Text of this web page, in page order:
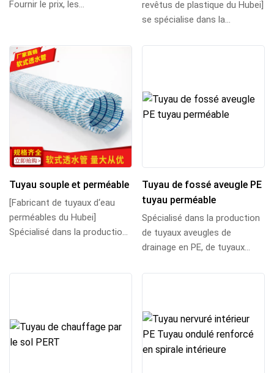
Fournir le prix, les
revêtus de plastique du Hubei]
se spécialise dans la
de puiss...
Tuyau souple et perméable
[Fabricant de tuyaux d‘eau
perméables du Hubei]
Spécialisé dans la production
Tuyau de fossé aveugle PE
tuyau perméable
Spécialisé dans la production
de tuyaux aveugles de
drainage en PE, de tuyaux
réticulés cour...